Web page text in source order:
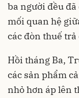
ba người đều
mối quan hệ
các đòn thuế
Hồi tháng Ba,
các sản phẩm
nhỏ hơn áp lên